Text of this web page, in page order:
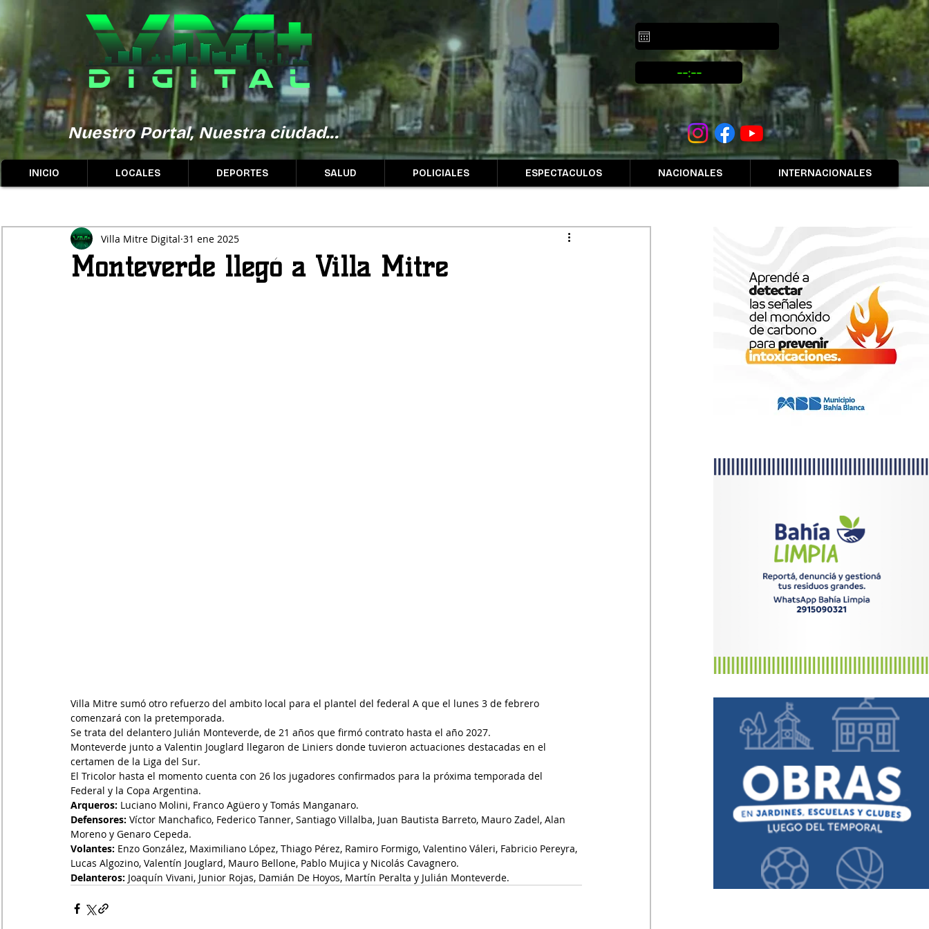
Nuestro Portal, Nuestra ciudad...
INICIO LOCALES DEPORTES SALUD POLICIALES ESPECTACULOS NACIONALES INTERNACIONALES
Monteverde llegó a Villa Mitre
Villa Mitre Digital 31 ene 2025
Villa Mitre sumó otro refuerzo del ambito local para el plantel del federal A que el lunes 3 de febrero
comenzará con la pretemporada.
Se trata del delantero Julián Monteverde, de 21 años que firmó contrato hasta el año 2027.
Monteverde junto a Valentin Jouglard llegaron de Liniers donde tuvieron actuaciones destacadas en el
certamen de la Liga del Sur.
El Tricolor hasta el momento cuenta con 26 los jugadores confirmados para la próxima temporada del
Federal y la Copa Argentina.
Arqueros: Luciano Molini, Franco Agüero y Tomás Manganaro.
Defensores: Víctor Manchafico, Federico Tanner, Santiago Villalba, Juan Bautista Barreto, Mauro Zadel, Alan
Moreno y Genaro Cepeda.
Volantes: Enzo González, Maximiliano López, Thiago Pérez, Ramiro Formigo, Valentino Váleri, Fabricio Pereyra,
Lucas Algozino, Valentín Jouglard, Mauro Bellone, Pablo Mujica y Nicolás Cavagnero.
Delanteros: Joaquín Vivani, Junior Rojas, Damián De Hoyos, Martín Peralta y Julián Monteverde.